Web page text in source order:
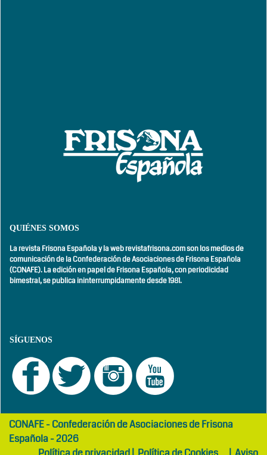
QUIÉNES SOMOS
La revista Frisona Española y la web revistafrisona.com son los medios de
comunicación de la Confederación de Asociaciones de Frisona Española
(CONAFE). La edición en papel de Frisona Española, conperiodicidad
bimestral,se publica ininterrumpidamente desde 1981.
SÍGUENOS
girls
abaya
maltepe
otelCONAFE - Confederación de Asociaciones de Frisona
Española - 2026